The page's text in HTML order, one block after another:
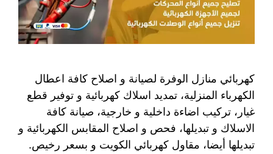
كهربائي منازل الوفرة لصيانة و اصلاح كافة اعطال
الكهرباء المنزلية، تمديد اسلاك كهربائية و توفير قطع
غيار، تركيب اضاءة داخلية و خارجية، صيانة كافة
الاسلاك و تبديلها، فحص و اصلاح المقابس الكهربائية و
تبديلها أيضا، مقاول كهربائي الكويت و بسعر رخيص.